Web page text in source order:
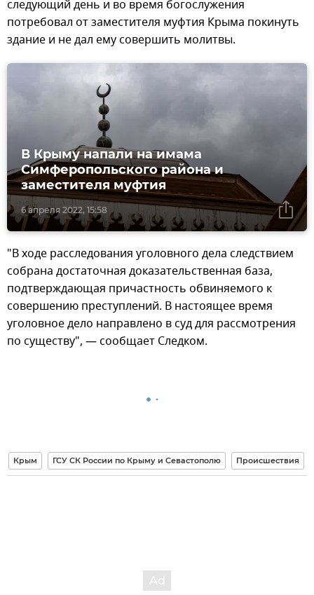
следующий день и во время богослужения
потребовал от заместителя муфтия Крыма покинуть
здание и не дал ему совершить молитвы.
6 апреля 2022, 15:58
В Крыму напали на имама
Симферопольского района и
заместителя муфтия
"В ходе расследования уголовного дела следствием
собрана достаточная доказательственная база,
подтверждающая причастность обвиняемого к
совершению преступлений. В настоящее время
уголовное дело направлено в суд для рассмотрения
по существу", — сообщает Следком.
Крым ГСУ СК России по Крыму и Севастополю Происшествия